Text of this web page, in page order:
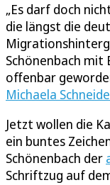
„Es darf doch
die längst die
Schönenbach mit
offenbar
Michaela
Jetzt wollen die
ein buntes
Schönenbach der
Schriftzug auf